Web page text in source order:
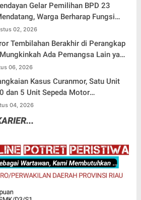
Gelar Pemilihan BPD 23
Warga Berharap Fungsi
Berjalan Maksimal
02, 2026
Tembilahan Berakhir di Perangkap
Ada Pemangsa Lain yang
?
06, 2026
Kasus Curanmor, Satu Unit
dan 5 Unit Sepeda Motor
04, 2026